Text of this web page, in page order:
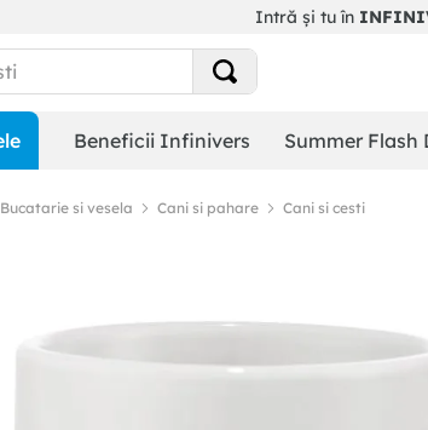
Intră și tu în
Beneficii Infinivers Summer Flash
Bucatarie si vesela Cani si pahare Cani si cesti